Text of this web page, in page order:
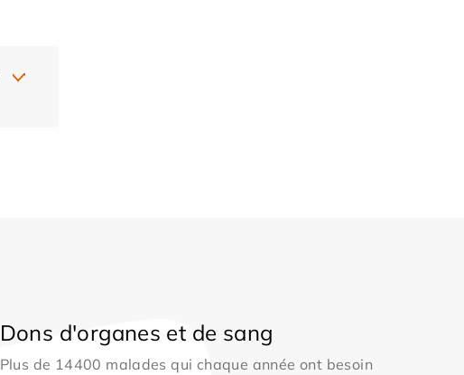
Dons d'organes et de sang
Plus de 14400 malades qui chaque année ont besoin